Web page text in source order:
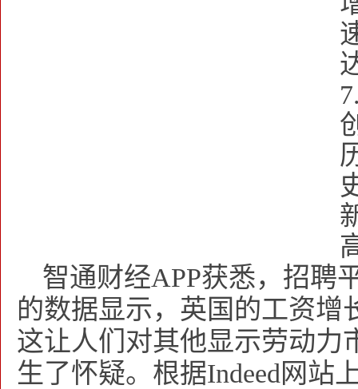
智通财经APP获悉，招聘
的数据显示，英国的工资增
这让人们对其他显示劳动力
生了怀疑。根据Indeed网站